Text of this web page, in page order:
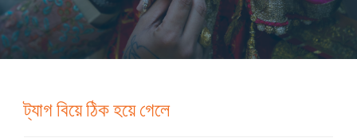
ট্যাগবিয়ে ঠিক হয়ে গেলে